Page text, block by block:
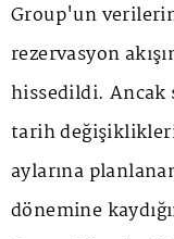
Group'un
rezervasyon
hissedildi.
tarih
aylarına
dönemine